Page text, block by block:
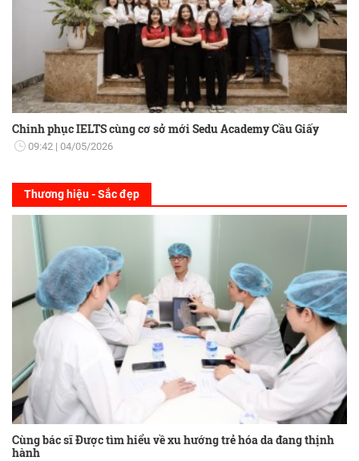
Chinh phục IELTS cùng cơ sở mới Sedu Academy Cầu Giấy
09:42 04/05/2026
Thương hiệu - Sắc đẹp
Cùng bác sĩ Được tìm hiểu về xu hướng trẻ hóa da đang thịnh
hành